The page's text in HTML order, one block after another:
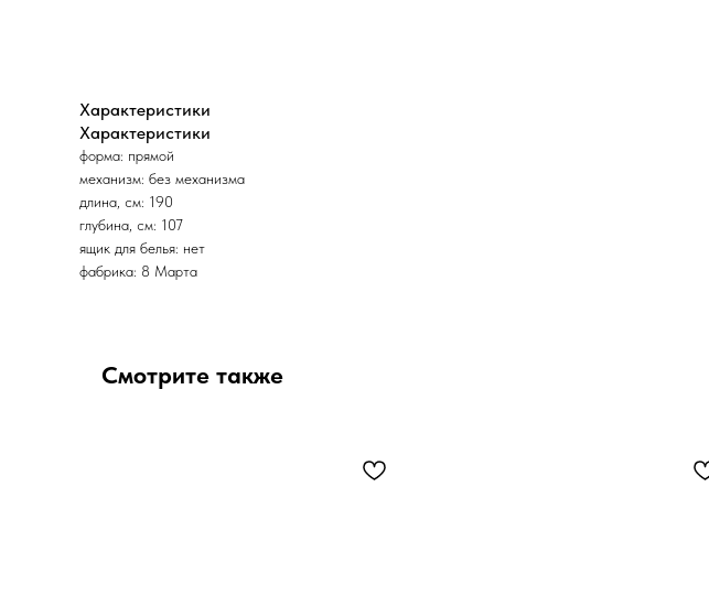
Характеристики
Характеристики
форма: прямой
механизм: без механизма
длина, см: 190
глубина, см: 107
ящик для белья: нет
фабрика: 8 Марта
Смотрите также